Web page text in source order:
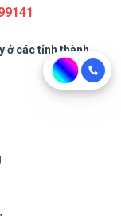
ở các tỉnh thành